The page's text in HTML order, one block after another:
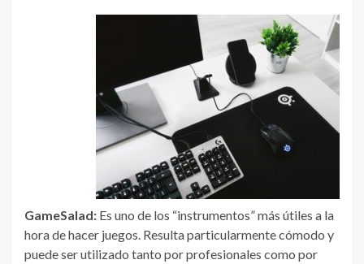
GameSalad: Es uno de los “instrumentos” más útiles a la
hora de hacer juegos. Resulta particularmente cómodo y
puede ser utilizado tanto por profesionales como por